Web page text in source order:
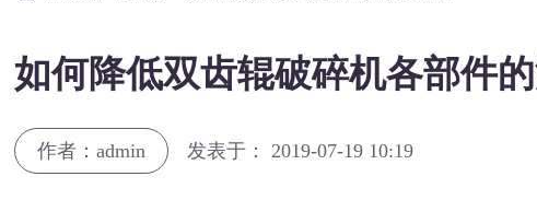
如何降低双齿辊破碎机各部件
作者：admin 发表于： 2019-07-19 10:19